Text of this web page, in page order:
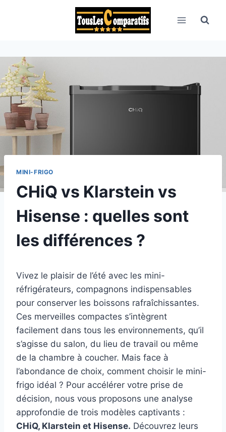
MINI-FRIGO
CHiQ vs Klarstein vs
Hisense : quelles sont
les différences ?
Vivez le plaisir de l’été avec les mini-
réfrigérateurs, compagnons indispensables
pour conserver les boissons rafraîchissantes.
Ces merveilles compactes s’intègrent
facilement dans tous les environnements, qu’il
s’agisse du salon, du lieu de travail ou même
de la chambre à coucher. Mais face à
l’abondance de choix, comment choisir le mini-
frigo idéal ? Pour accélérer votre prise de
décision, nous vous proposons une analyse
approfondie de trois modèles captivants :
CHiQ, Klarstein et Hisense. Découvrez leurs